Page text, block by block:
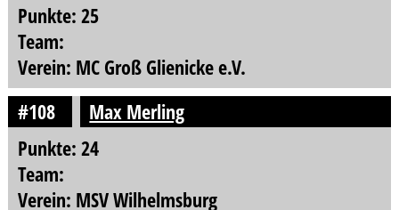
Punkte: 25
Team:
Verein: MC Groß Glienicke e.V.
#108
Max Merling
Punkte: 24
Team:
Verein: MSV Wilhelmsburg